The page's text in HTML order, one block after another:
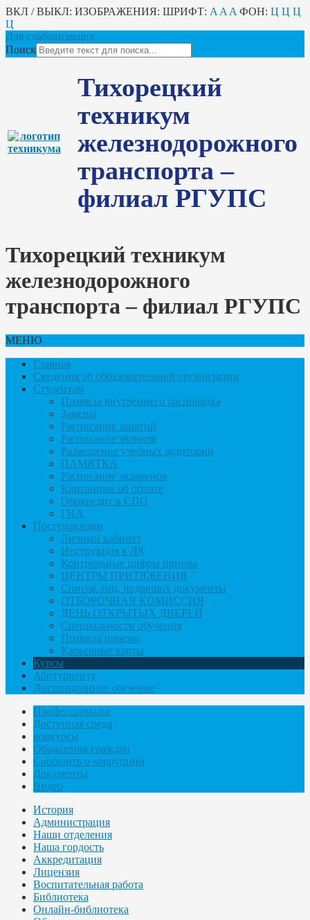
ВКЛ / ВЫКЛ: ИЗОБРАЖЕНИЯ: ШРИФТ: A A A ФОН: Ц Ц Ц
Ц
Для слабовидящих
Поиск
Тихорецкий
техникум
железнодорожного
транспорта –
филиал РГУПС
Тихорецкий техникум
железнодорожного
транспорта – филиал РГУПС
МЕНЮ
Главная
Сведения об образовательной организации
Студентам
Правила внутреннего распорядка
Замены
Расписание занятий
Расписание звонков
Размещение учебных аудиторий
ПАМЯТКА
Расписание экзаменов
Квитанции об оплате
Обркредит в СПО
ГИА
Поступающим
Личный кабинет
Инструкция к ЛК
Контрольные цифры приема
ЦЕНТРЫ ПРИТЯЖЕНИЯ
Список лиц, подавших документы
ОТБОРОЧНАЯ КОМИССИЯ
ДЕНЬ ОТКРЫТЫХ ДВЕРЕЙ
Специальности обучения
Правила приема
Карьерные карты
Курсы
Абитуриенту
Дистанционное обучение
Профессионалы
Доступная среда
конкурсы
Обращения граждан
Сообщить о коррупции
Документы
Видео
История
Администрация
Наши отделения
Наша гордость
Аккредитация
Лицензия
Воспитательная работа
Библиотека
Онлайн-библиотека